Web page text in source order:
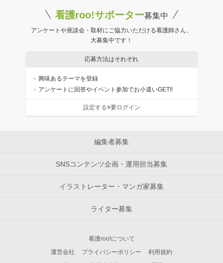
看護roo!サポーター募集中
アンケートや座談会・取材にご協力いただける看護師さん、
大募集中です！
応募方法はそれぞれ
興味あるテーマを登録
アンケートに回答やイベント参加でお小遣いGET!!
設定する※要ログイン
編集者募集
SNSコンテンツ企画・運用担当募集
イラストレーター・マンガ家募集
ライター募集
看護roo!について
運営会社
プライバシーポリシー
利用規約